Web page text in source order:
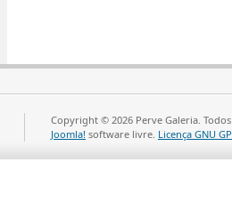
Copyright © 2026 Perve Galeria.
Joomla! software livre. Licença GNU